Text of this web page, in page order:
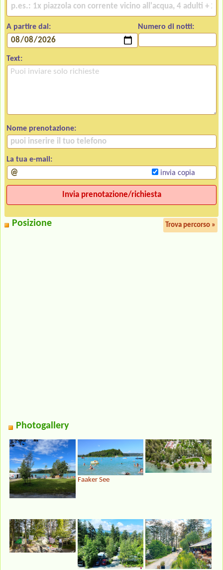
A partire dal: Numero di notti:
Text:
Nome prenotazione:
La tua e-mail:
invia copia
Posizione Trova percorso »
Photogallery
Faaker See